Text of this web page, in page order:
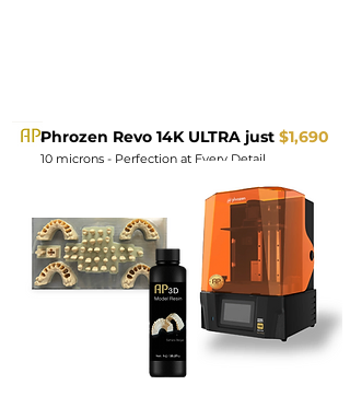
Phrozen Revo 14K ULTRA just $1,690
10 microns - Perfection at Every Detail.